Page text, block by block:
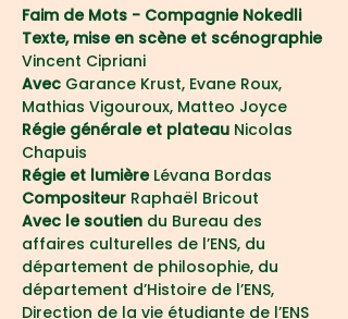
Faim de Mots - Compagnie Nokedli
Texte, mise en scène et scénographie
Vincent Cipriani
Avec Garance Krust, Evane Roux,
Mathias Vigouroux, Matteo Joyce
Régie générale et plateau Nicolas
Chapuis
Régie et lumière Lévana Bordas
Compositeur Raphaël Bricout
Avec le soutien du Bureau des
affaires culturelles de l’ENS, du
département de philosophie, du
département d’Histoire de l’ENS,
Direction de la vie étudiante de l’ENS